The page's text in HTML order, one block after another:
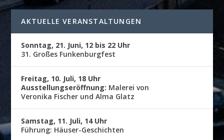
AKTUELLE VERANSTALTUNGEN
Sonntag, 21. Juni, 12 bis 22 Uhr
31. Großes Funkenburgfest
Freitag, 10. Juli, 18 Uhr
Ausstellungseröffnung: Malerei von
Veronika Fischer und Alma Glatz
Samstag, 11. Juli, 14 Uhr
Führung: Häuser-Geschichten